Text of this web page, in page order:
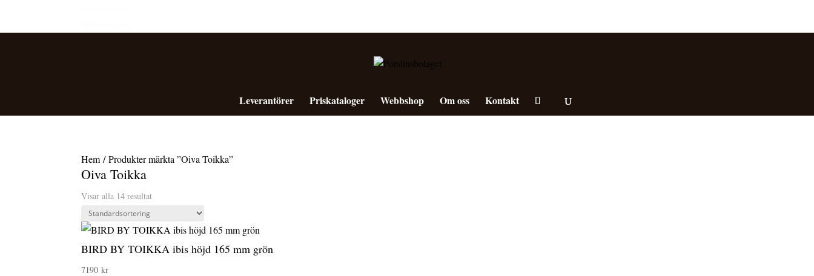
Leverantörer Priskataloger Webbshop Om oss Kontakt
Hem / Produkter märkta ”Oiva Toikka”
Oiva Toikka
Visar alla 14 resultat
BIRD BY TOIKKA ibis höjd 165 mm grön
7190kr